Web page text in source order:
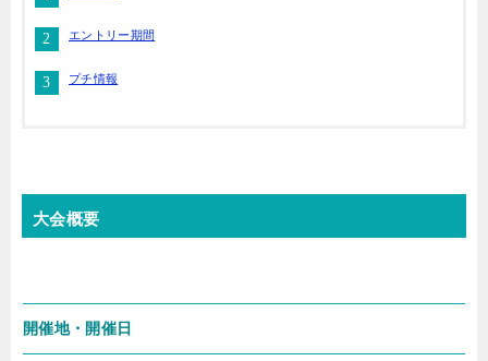
エントリー期間
プチ情報
大会概要
開催地・開催日